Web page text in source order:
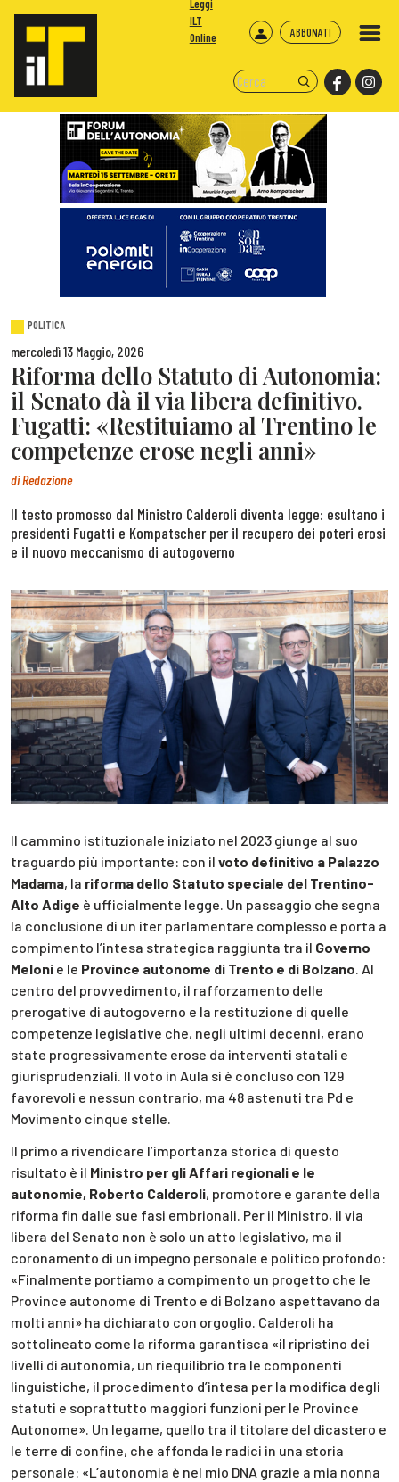
ABBONATI
Leggi
ILT
Online
POLITICA
mercoledì 13 Maggio, 2026
Riforma dello Statuto di Autonomia:
il Senato dà il via libera definitivo.
Fugatti: «Restituiamo al Trentino le
competenze erose negli anni»
diRedazione
Il testo promosso dal Ministro Calderoli diventa legge: esultano i
presidenti Fugatti e Kompatscher per il recupero dei poteri erosi
e il nuovo meccanismo di autogoverno
Il cammino istituzionale iniziato nel 2023 giunge al suo
traguardo più importante: con il voto definitivo a Palazzo
Madama, la riforma dello Statuto speciale del Trentino-
Alto Adige è ufficialmente legge. Un passaggio che segna
la conclusione di un iter parlamentare complesso e porta a
compimento l’intesa strategica raggiunta tra il Governo
Meloni e le Province autonome di Trento e di Bolzano . Al
centro del provvedimento, il rafforzamento delle
prerogative di autogoverno e la restituzione di quelle
competenze legislative che, negli ultimi decenni, erano
state progressivamente erose da interventi statali e
giurisprudenziali. Il voto in Aula si è concluso con 129
favorevoli e nessun contrario, ma 48 astenuti tra Pd e
Movimento cinque stelle.
Il primo a rivendicare l’importanza storica di questo
risultato è il Ministro per gli Affari regionali e le
autonomie, Roberto Calderoli, promotore e garante della
riforma fin dalle sue fasi embrionali. Per il Ministro, il via
libera del Senato non è solo un atto legislativo, ma il
coronamento di un impegno personale e politico profondo:
«Finalmente portiamo a compimento un progetto che le
Province autonome di Trento e di Bolzano aspettavano da
molti anni» ha dichiarato con orgoglio. Calderoli ha
sottolineato come la riforma garantisca «il ripristino dei
livelli di autonomia, un riequilibrio tra le componenti
linguistiche, il procedimento d’intesa per la modifica degli
statuti e soprattutto maggiori funzioni per le Province
Autonome». Un legame, quello tra il titolare del dicastero e
le terre di confine, che affonda le radici in una storia
personale: «L’autonomia è nel mio DNA grazie a mia nonna